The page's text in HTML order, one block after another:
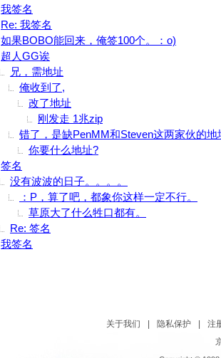
我签名
Re: 我签名
如果BOBO能回来，俺签100个。：o)
超人GG诶
兄，需地址
俺收到了,
改了地址
刚发走 1兆zip
错了，是缺PenMM和Steven这两家伙的地
你要什么地址?
签名
没有波波的日子。。。。
：P，算了吧，都象你这样一定不行。
草原大了什么牲口都有。
Re: 签名
我签名
关于我们 隐私保护
注